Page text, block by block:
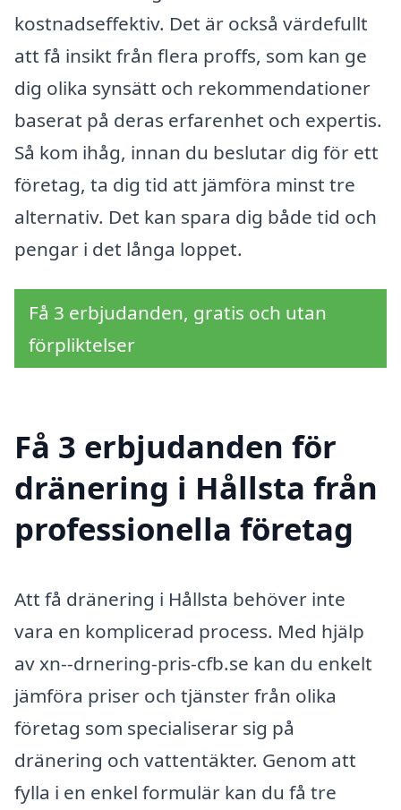
kostnadseffektiv. Det är också värdefullt
att få insikt från flera proffs, som kan ge
dig olika synsätt och rekommendationer
baserat på deras erfarenhet och expertis.
Så kom ihåg, innan du beslutar dig för ett
företag, ta dig tid att jämföra minst tre
alternativ. Det kan spara dig både tid och
pengar i det långa loppet.
Få 3 erbjudanden, gratis och utan
förpliktelser
Få 3 erbjudanden för
dränering i Hållsta från
professionella företag
Att få dränering i Hållsta behöver inte
vara en komplicerad process. Med hjälp
av xn--drnering-pris-cfb.se kan du enkelt
jämföra priser och tjänster från olika
företag som specialiserar sig på
dränering och vattentäkter. Genom att
fylla i en enkel formulär kan du få tre